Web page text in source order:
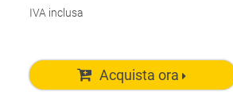
IVA inclusa
Acquista ora